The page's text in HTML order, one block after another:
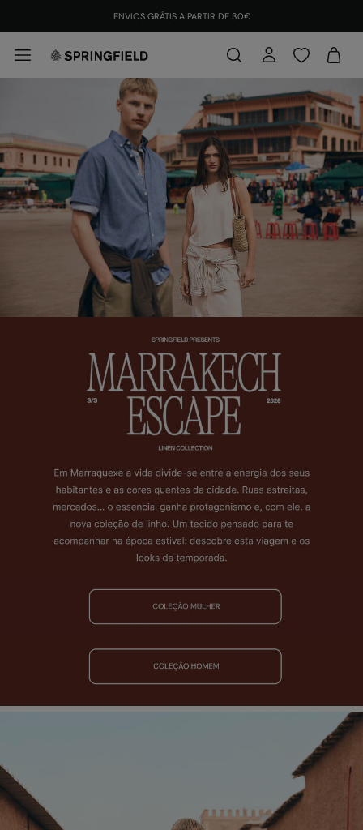
ENVIOS GRÁTIS A PARTIR DE 30€